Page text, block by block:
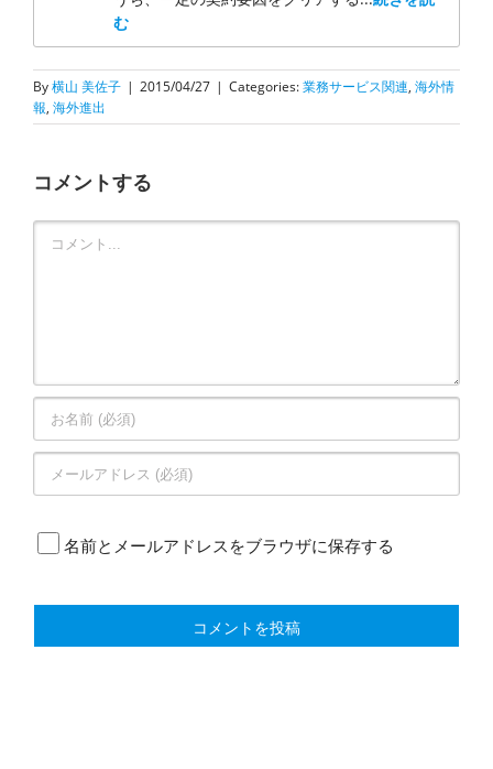
む
By横山 美佐子 | 2015/04/27 | Categories:業務サービス関連, 海外情
報, 海外進出
コメントする
名前とメールアドレスをブラウザに保存する